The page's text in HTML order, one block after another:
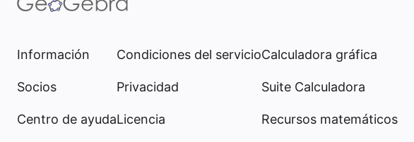
Información
Socios
Centro de ayuda
Condiciones del servicio
Privacidad
Licencia
Calculadora gráfica
Suite Calculadora
Recursos matemáticos